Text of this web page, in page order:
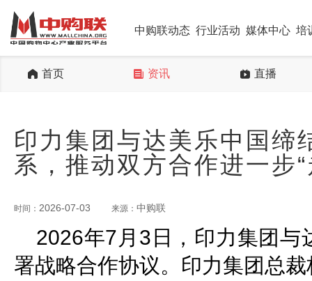
中购联动态 行业活动 媒体中心 培
首页 资讯 直播
印力集团与达美乐中国缔
系，推动双方合作进一步
时间： 2026-07-03 来源： 中购联
2026年7月3日，印力集团与
署战略合作协议。印力集团总